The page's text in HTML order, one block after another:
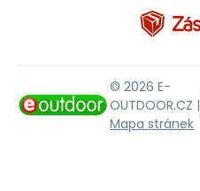
© 2026 E-
OUTDOOR.CZ |
Mapa stránek